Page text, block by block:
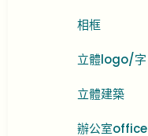
相框
立體logo/字
立體建築
辦公室office